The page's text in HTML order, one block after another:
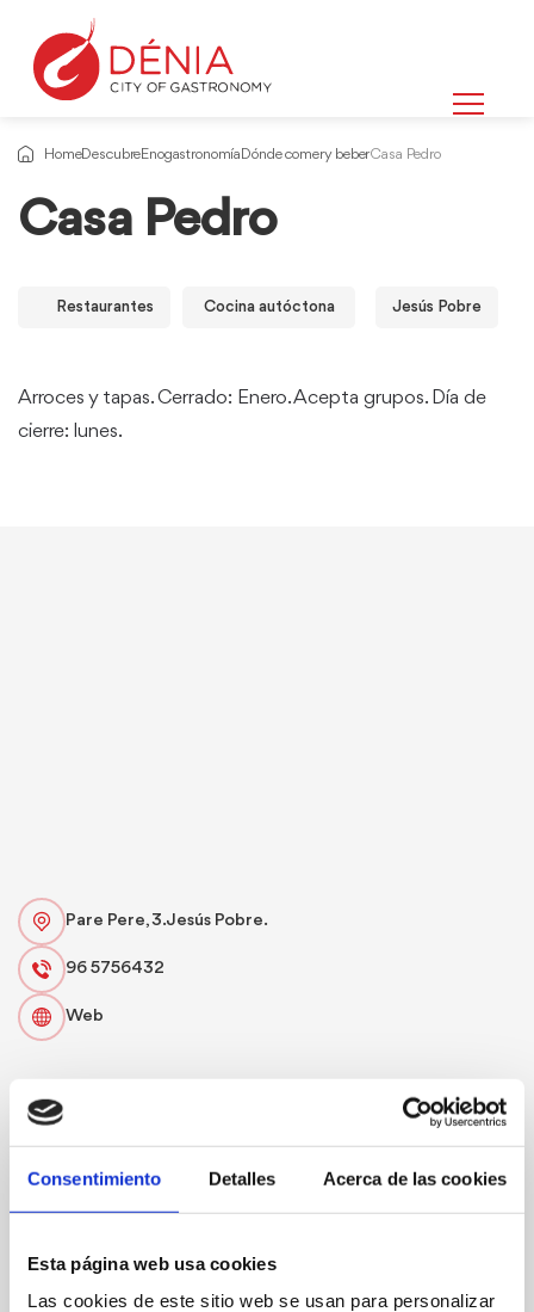
Consentimiento Detalles Acerca de las cookies
Esta página web usa cookies
Las cookies de este sitio web se usan para personalizar
HomeDescubreEnogastronomía Dónde comer y beberCasa Pedro
Casa Pedro
Restaurantes Cocina autóctona Jesús Pobre
Arroces y tapas. Cerrado: Enero. Acepta grupos. Día de
cierre: lunes.
Pare Pere, 3. Jesús Pobre.
96 5756432
Web
Capacidad: